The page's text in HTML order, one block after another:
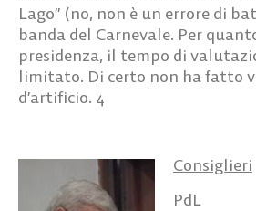
Lago” (no, non è un errore di
banda del Carnevale. Per
presidenza, il tempo di
limitato. Di certo non ha fatto
d’artificio. 4
Consiglieri
PdL